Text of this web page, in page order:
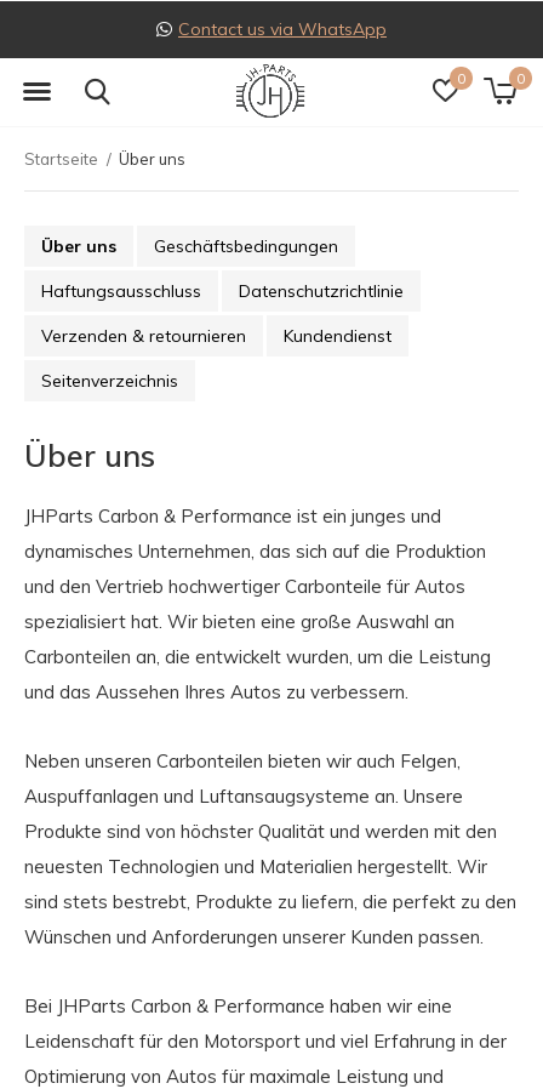
0 0
Contact us via WhatsApp
Startseite Über uns
Über uns Geschäftsbedingungen
Haftungsausschluss Datenschutzrichtlinie
Verzenden & retournieren Kundendienst
Seitenverzeichnis
Über uns
JHParts Carbon & Performance ist ein junges und
dynamisches Unternehmen, das sich auf die Produktion
und den Vertrieb hochwertiger Carbonteile für Autos
spezialisiert hat. Wir bieten eine große Auswahl an
Carbonteilen an, die entwickelt wurden, um die Leistung
und das Aussehen Ihres Autos zu verbessern.
Neben unseren Carbonteilen bieten wir auch Felgen,
Auspuffanlagen und Luftansaugsysteme an. Unsere
Produkte sind von höchster Qualität und werden mit den
neuesten Technologien und Materialien hergestellt. Wir
sind stets bestrebt, Produkte zu liefern, die perfekt zu den
Wünschen und Anforderungen unserer Kunden passen.
Bei JHParts Carbon & Performance haben wir eine
Leidenschaft für den Motorsport und viel Erfahrung in der
Optimierung von Autos für maximale Leistung und